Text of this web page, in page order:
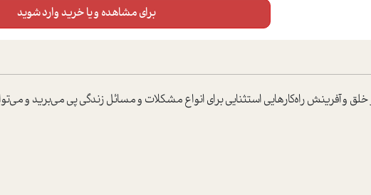
برای مشاهده و یا خرید وارد شوید
آفرینش راه‌کارهایی استثنایی برای انواع مشکلات و مسائل زندگی پی می‌برید و